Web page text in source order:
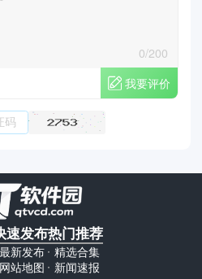
0/200
我要评价
速发布
最新发布
网站地图
热门推荐
精选合集
新闻速报